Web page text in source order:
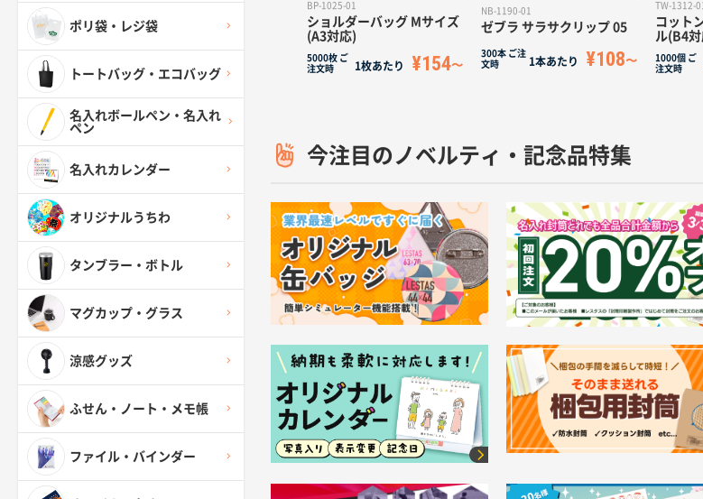
ポリ袋・レジ袋
トートバッグ・エコバッグ
名入れボールペン・名入れ
ペン
名入れカレンダー
オリジナルうちわ
タンブラー・ボトル
マグカップ・グラス
涼感グッズ
ふせん・ノート・メモ帳
ファイル・バインダー
転写対応陶器マ
白)
¥693
PP-2375-01
8.4オンス フーデッドライ
トパーカー
注文時
1枚あたり ¥2695
BP-1025-01
ショルダーバッグ Mサイズ
(A3対応)
5000枚 ご
注文時
1枚あたり ¥154
NB-1190-01
ゼブラ サラサクリップ 05
300本 ご注
文時
1本あたり ¥108
TW-1312-01
コットン
ル(B4対応)
1000個 ご
注文時
1
今注目のノベルティ・記念品特集